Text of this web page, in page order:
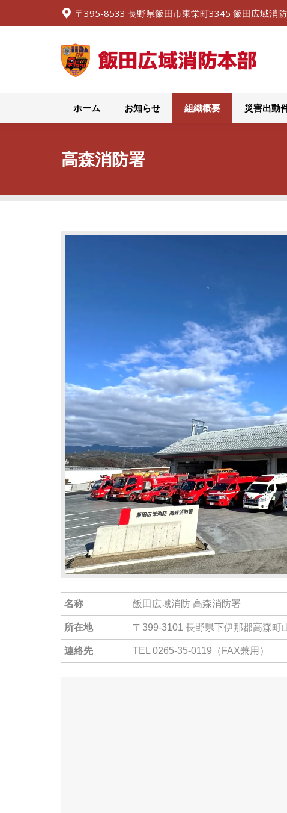
〒395-8533 長野県飯田市東栄町3345 飯田広域消
ホーム お知らせ 組織概要 災害出動
高森消防署
名称 飯田広域消防 高森消防署
所在地 〒399-3101 長野県下伊那郡高森町
連絡先 TEL 0265-35-0119（FAX兼用）
ホーム お知らせ 組織